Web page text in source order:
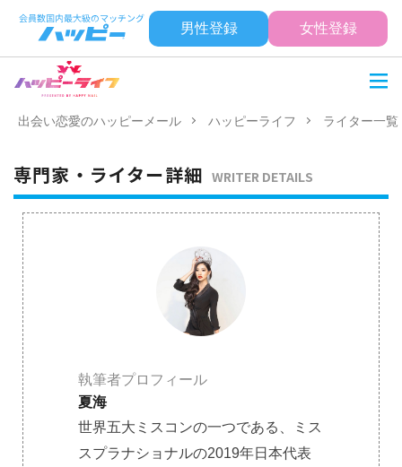
男性登録 女性登録
出会い恋愛のハッピーメール ハッピーライフ ライター一覧
専門家・ライター詳細 WRITER DETAILS
執筆者プロフィール
夏海
世界五大ミスコンの一つである、ミス
スプラナショナルの2019年日本代表